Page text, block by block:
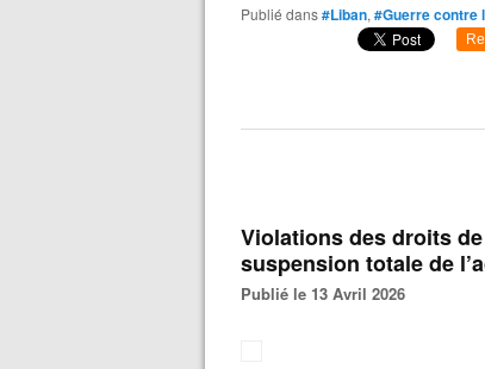
Publié dans#Liban, #Guerre contre
Violations des droits
suspension totale de
Publié le 13 Avril 2026